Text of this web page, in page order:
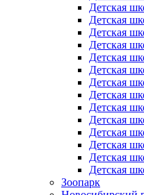
Детская
Детская
Детская
Детская
Детская
Детская
Детская
Детская
Детская
Детская
Детская
Детская
Детская
Детская
Зоопарк